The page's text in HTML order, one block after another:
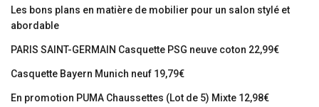
Les bons plans en matière de mobilier pour un salon stylé et
abordable
PARIS SAINT-GERMAIN Casquette PSG neuve coton 22,99€
Casquette Bayern Munich neuf 19,79€
En promotion PUMA Chaussettes (Lot de 5) Mixte 12,98€